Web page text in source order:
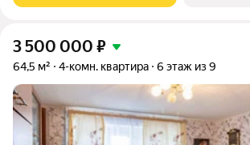
3 500 000 ₽
64,5 м² 4-комн. квартира 6 этаж из 9